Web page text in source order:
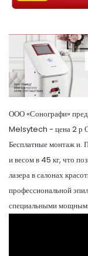
ООО «Сонографи»
Melsytech - цена 2 р
Бесплатные монтаж и.
и весом в 45 кг, что
лазера в салонах
профессиональной
специальными